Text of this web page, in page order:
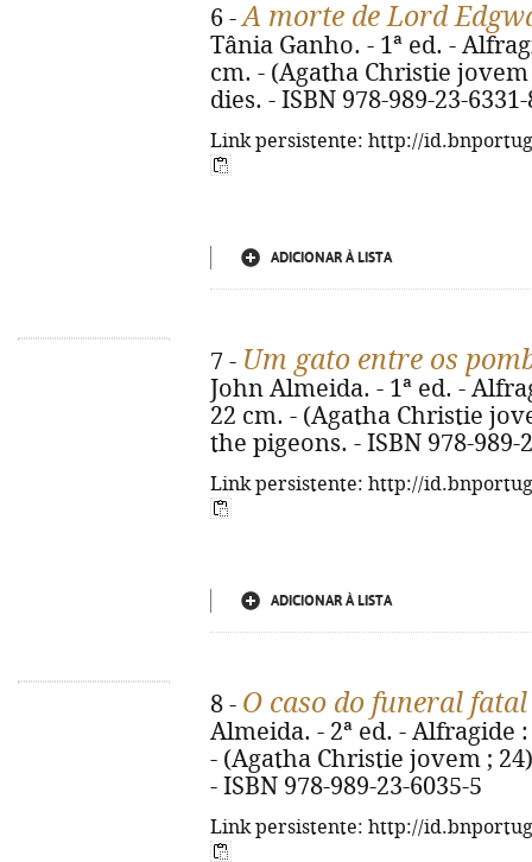
6 -A morte de Lord
Tânia Ganho. - 1ª ed. -
cm. - (Agatha Christie
dies. - ISBN 978-989-23-
Link persistente: http://
ADICIONAR À LISTA
7 - Um gato entre os
John Almeida. - 1ª ed. -
22 cm. - (Agatha Christie
the pigeons. - ISBN 978-989-
Link persistente: http://
ADICIONAR À LISTA
8 - O caso do funeral fatal
Almeida. - 2ª ed. - Alfragide
- (Agatha Christie jovem ;
- ISBN 978-989-23-6035-5
Link persistente: http://